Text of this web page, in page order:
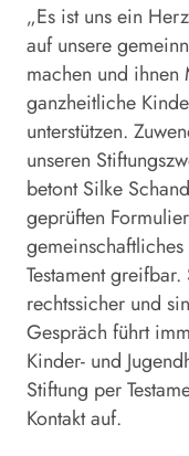
„Es ist uns ein
auf unsere
machen und
ganzheitliche
unterstützen.
unseren
betont Silke
geprüften
Testament
rechtssicher und
Gespräch führt
Kinder- und
Stiftung per
Kontakt auf.